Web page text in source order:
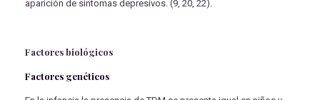
aparición de síntomas depresivos. (9, 20, 22).
Factores biológicos
Factores genéticos